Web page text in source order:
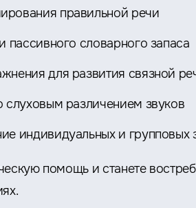
правильной речи
словарного запаса
для развития связной
слуховым различением звуков
индивидуальных и групповых
помощь и станете